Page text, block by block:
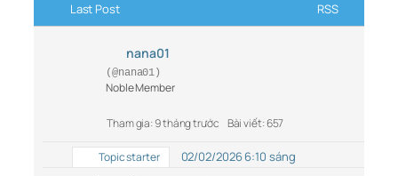
Last Post RSS
nana01
(@nana01)
Noble Member
Tham gia: 9 tháng trước Bài viết: 657
Topic starter 02/02/2026 6:10 sáng